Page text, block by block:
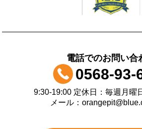
電話でのお問い合
0568-93-
9:30-19:00 定休日：毎週月曜
メール：